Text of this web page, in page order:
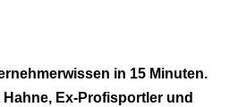
in 15 Minuten.
Hahne, Ex-Profisportler und